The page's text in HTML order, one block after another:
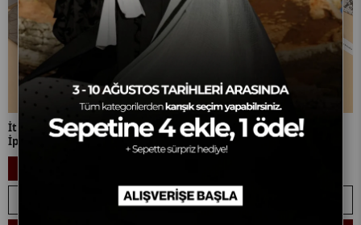
İthal Koyu Vizon V Desen Koton
İpek Şal
İthal Lacivert D Desen Koton
İpek Şal